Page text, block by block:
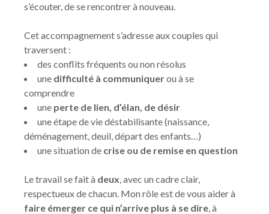
s’écouter, de se rencontrer à nouveau.
Cet accompagnement s’adresse aux couples qui
traversent :
des conflits fréquents ou non résolus
une difficulté à communiquerou à se
comprendre
une perte de lien, d’élan, de désir
une étape de vie déstabilisante (naissance,
déménagement, deuil, départ des enfants…)
une situation de crise ou de remise en question
Le travail se fait à deux, avec un cadre clair,
respectueux de chacun. Mon rôle est de vous aider à
faire émerger ce qui n’arrive plus à se dire, à